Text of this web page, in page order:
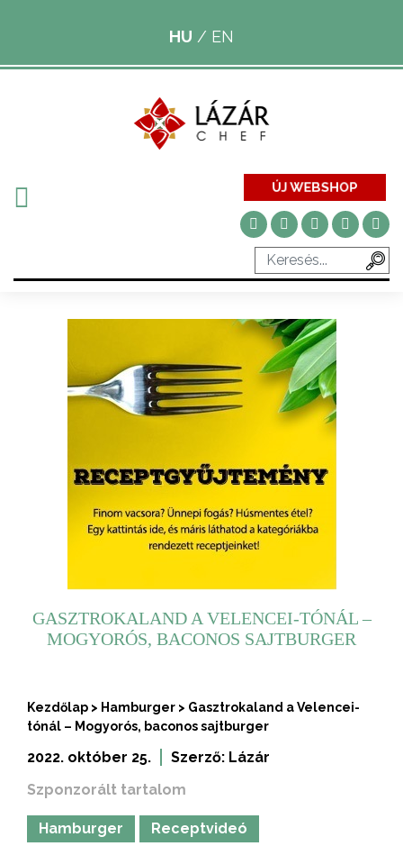
HU / EN
ÚJ WEBSHOP
GASZTROKALAND A VELENCEI-TÓNÁL –
MOGYORÓS, BACONOS SAJTBURGER
Kezdőlap > Hamburger > Gasztrokaland a Velencei-
tónál – Mogyorós, baconos sajtburger
2022. október 25. Szerző: Lázár
Szponzorált tartalom
Hamburger
Receptvideó